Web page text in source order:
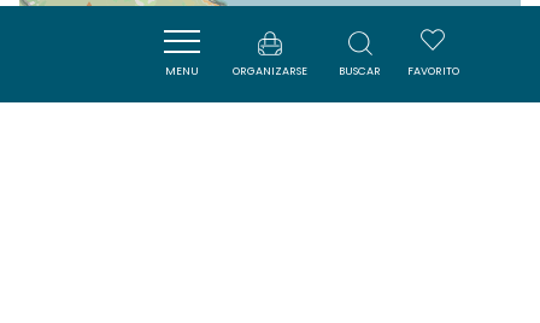
MENU ORGANIZARSE BUSCAR FAVORITO